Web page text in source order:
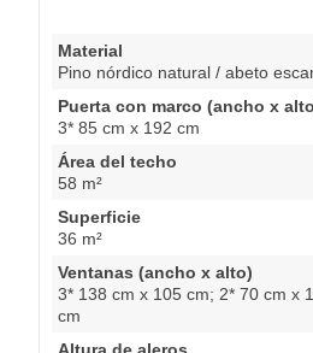
Material
Pino nórdico natural / abeto
Puerta con marco (ancho x
3* 85 cm x 192 cm
Área del techo
58 m²
Superficie
36 m²
Ventanas (ancho x alto)
3* 138 cm x 105 cm; 2* 70 cm x
cm
Altura de aleros